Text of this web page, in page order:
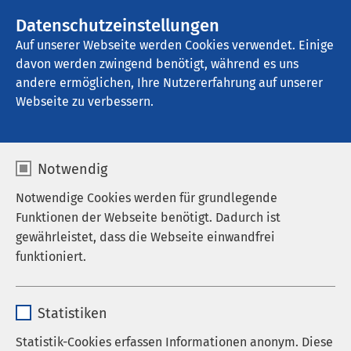
Datenschutzeinstellungen
Auf unserer Webseite werden Cookies verwendet. Einige
davon werden zwingend benötigt, während es uns
andere ermöglichen, Ihre Nutzererfahrung auf unserer
Webseite zu verbessern.
Notwendig
Notwendige Cookies werden für grundlegende
Funktionen der Webseite benötigt. Dadurch ist
gewährleistet, dass die Webseite einwandfrei
funktioniert.
Anbieter sgalinski
Statistiken
Statistik-Cookies erfassen Informationen anonym. Diese
AMEOS Reha Klinikum Inntal
Auf einen Blick
Als Fachklinik für Psychosomatische Medizin und
Psychotherapie verfolgen wir das Ziel der
erkrankter Menschen. Die Kernkompetenzen der
Behandlungsteams liegen in der rehabilitativen,
psychosomatischer Erkrankungen.